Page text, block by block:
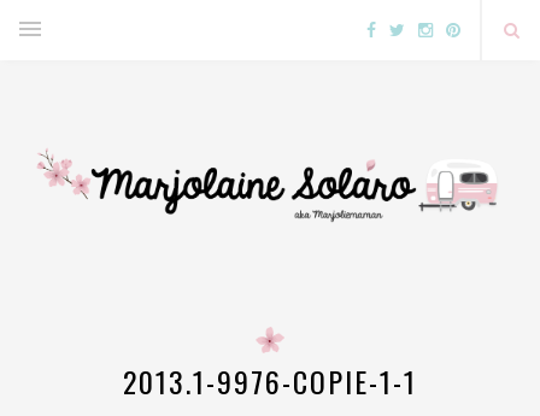
2013.1-9976-COPIE-1-1